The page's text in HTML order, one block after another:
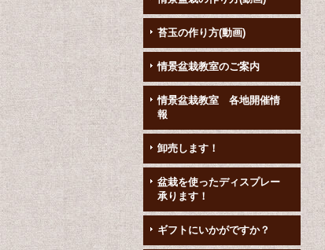
苔玉の作り方(動画)
情景盆栽教室のご案内
情景盆栽教室 各地開催情
報
卸売します！
盆栽を使ったディスプレー
承ります！
ギフトにいかがですか？